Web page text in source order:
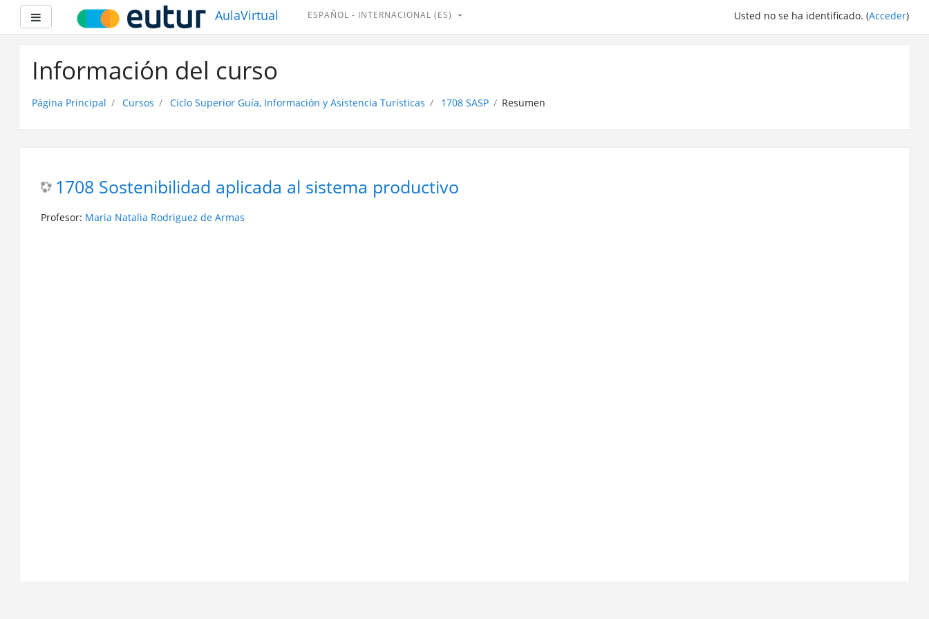
contenido
Panel lateral AulaVirtual Usted no se ha identificado. (Acceder)
ESPAÑOL - INTERNACIONAL ‎(ES)‎
Información del curso
Página Principal Cursos Ciclo Superior Guía, Información y Asistencia Turísticas 1708 SASP Resumen
1708 Sostenibilidad aplicada al sistema productivo
Profesor: Maria Natalia Rodriguez de Armas